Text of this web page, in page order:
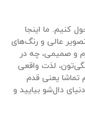
کنیم. ما اینجا
عالی و رنگ‌های
و صمیمی، چه در
لذت واقعی
تماشا یعنی قدم
دال‌شو بیایید و